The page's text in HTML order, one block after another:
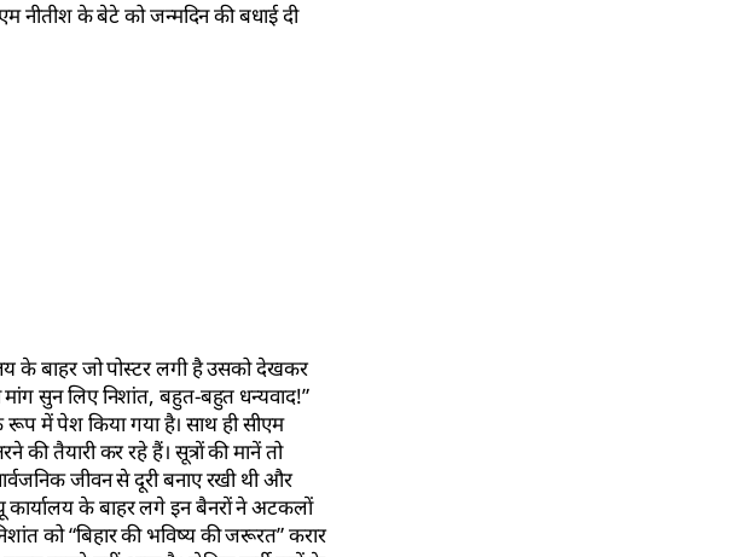
नीतीश के बेटे को जन्मदिन की बधाई दी
के बाहर जो पोस्टर लगी है उसको देखकर
सुन लिए निशांत, बहुत-बहुत धन्यवाद!”
रूप में पेश किया गया है। साथ ही सीएम
की तैयारी कर रहे हैं। सूत्रों की मानें तो
जीवन से दूरी बनाए रखी थी और
कार्यालय के बाहर लगे इन बैनरों ने अटकलों
को “बिहार की भविष्य की जरूरत” करार